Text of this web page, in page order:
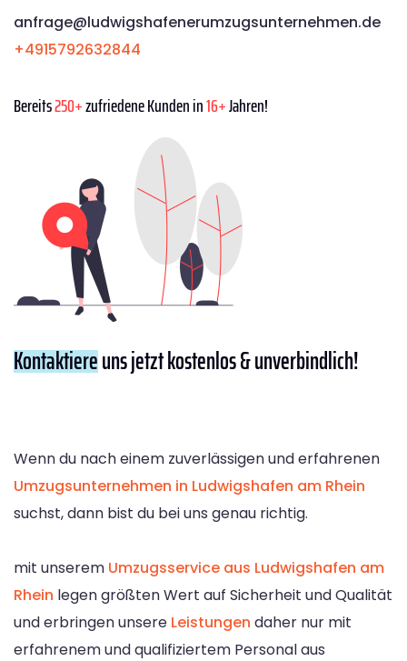
anfrage@ludwigshafenerumzugsunternehmen.de
+4915792632844
Bereits250+zufriedene Kunden in16+Jahren!
Kontaktiereuns jetzt kostenlos & unverbindlich!
Wenn du nach einem zuverlässigen und erfahrenen
Umzugsunternehmen in Ludwigshafen am Rhein
suchst, dann bist du bei uns genau richtig.
mit unserem Umzugsservice aus Ludwigshafen am
Rhein legen größten Wert auf Sicherheit und Qualität
und erbringen unsere Leistungen daher nur mit
erfahrenem und qualifiziertem Personal aus